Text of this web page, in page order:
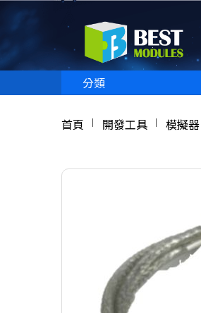
分類
首頁 開發工具 模擬